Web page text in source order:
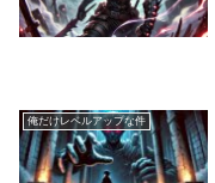
俺だけレベルアップな件